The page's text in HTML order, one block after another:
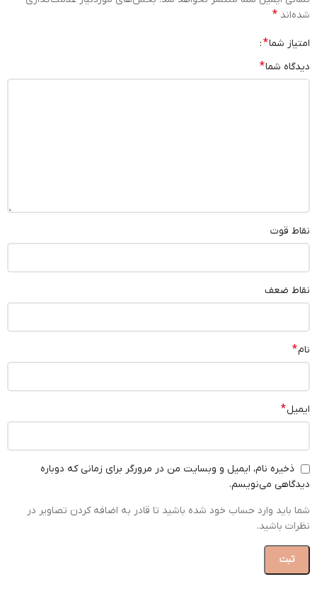
شده‌اند *
امتیاز شما*
دیدگاه شما*
نقاط قوت
نقاط ضعف
نام*
ایمیل*
ذخیره نام، ایمیل و وبسایت من در مرورگر برای زمانی که دوباره
دیدگاهی می‌نویسم.
شما باید وارد حساب خود شده باشید تا قادر به اضافه کردن تصاویر در
نظرات باشید.